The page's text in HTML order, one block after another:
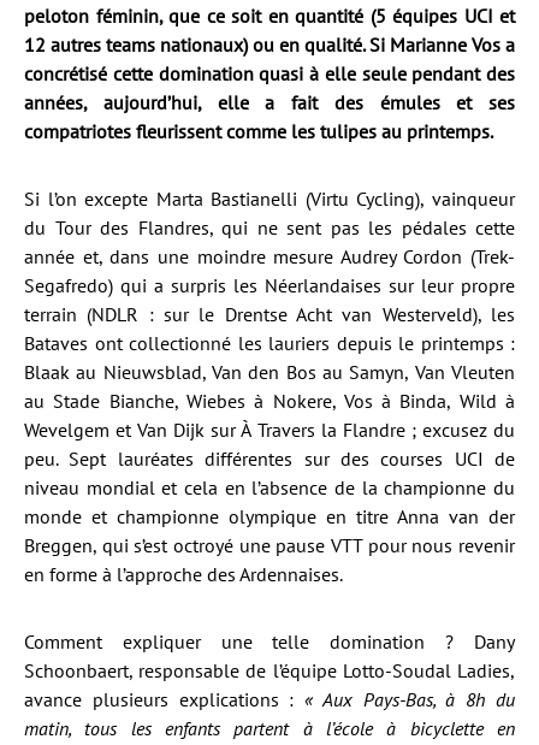
peloton féminin, que ce soit en quantité (5 équipes UCI et
12 autres teams nationaux) ou en qualité. Si Marianne Vos a
concrétisé cette domination quasi à elle seule pendant des
années, aujourd’hui, elle a fait des émules et ses
compatriotes fleurissent comme les tulipes au printemps.
Si l’on excepte Marta Bastianelli (Virtu Cycling), vainqueur
du Tour des Flandres, qui ne sent pas les pédales cette
année et, dans une moindre mesure Audrey Cordon (Trek-
Segafredo) qui a surpris les Néerlandaises sur leur propre
terrain (NDLR : sur le Drentse Acht van Westerveld), les
Bataves ont collectionné les lauriers depuis le printemps :
Blaak au Nieuwsblad, Van den Bos au Samyn, Van Vleuten
au Stade Bianche, Wiebes à Nokere, Vos à Binda, Wild à
Wevelgem et Van Dijk sur À Travers la Flandre ; excusez du
peu. Sept lauréates différentes sur des courses UCI de
niveau mondial et cela en l’absence de la championne du
monde et championne olympique en titre Anna van der
Breggen, qui s’est octroyé une pause VTT pour nous revenir
en forme à l’approche des Ardennaises.
Comment expliquer une telle domination ? Dany
Schoonbaert, responsable de l’équipe Lotto-Soudal Ladies,
avance plusieurs explications :« Aux Pays-Bas, à 8h du
matin, tous les enfants partent à l’école à bicyclette en